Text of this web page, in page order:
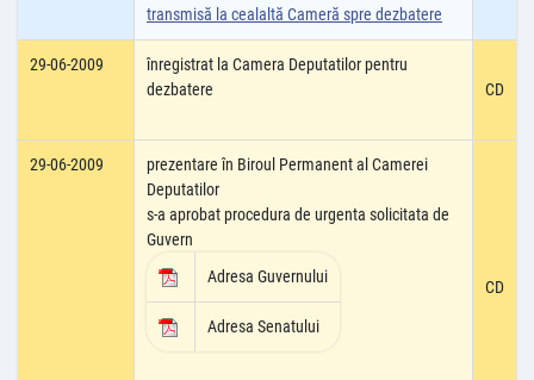
transmisă la cealaltă Cameră spre dezbatere
29-06-2009
înregistrat la Camera Deputatilor pentru
dezbatere
CD
29-06-2009
prezentare în Biroul Permanent al Camerei
Deputatilor
s-a aprobat procedura de urgenta solicitata de
Guvern
Adresa Guvernului
Adresa Senatului
CD